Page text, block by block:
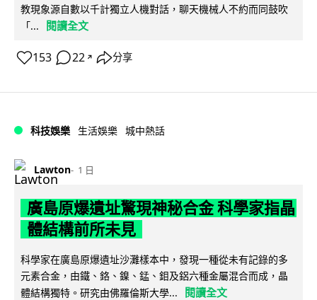
教現象源自數以千計獨立人機對話，聊天機械人不約而同鼓吹
「...
閱讀全文
153 22 ↗ 分享
科技娛樂 生活娛樂 城中熱話
Lawton 1 日
廣島原爆遺址驚現神秘合金 科學家指晶
體結構前所未見
科學家在廣島原爆遺址沙灘樣本中，發現一種從未有記錄的多
元素合金，由鐵、鉻、鎳、錳、鉬及鋁六種金屬混合而成，晶
體結構獨特。研究由佛羅倫斯大學...
閱讀全文